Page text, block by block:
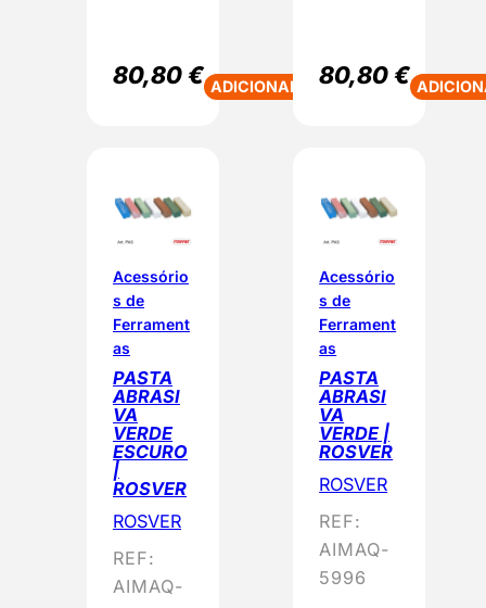
80,80€ ADICIONAR 80,80€
Acessório
s de
Ferrament
as
PASTA
ABRASI
VA
VERDE
ESCURO
|
ROSVER
ROSVER
REF:
AIMAQ-
Acessório
s de
Ferrament
as
PASTA
ABRASI
VA
VERDE |
ROSVER
ROSVER
REF:
AIMAQ-
5996